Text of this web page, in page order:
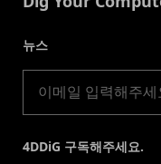
제품 가이드
뉴스
4DDiG 구독해주세요.